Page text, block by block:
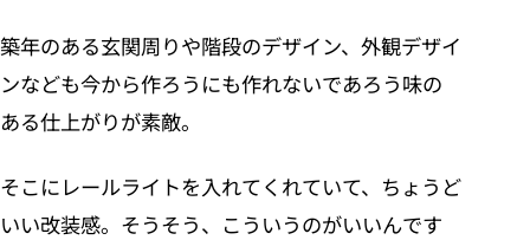
築年のある玄関周りや階段のデザイン、外観デザイ
ンなども今から作ろうにも作れないであろう味の
ある仕上がりが素敵。
そこにレールライトを入れてくれていて、ちょうど
いい改装感。そうそう、こういうのがいいんです